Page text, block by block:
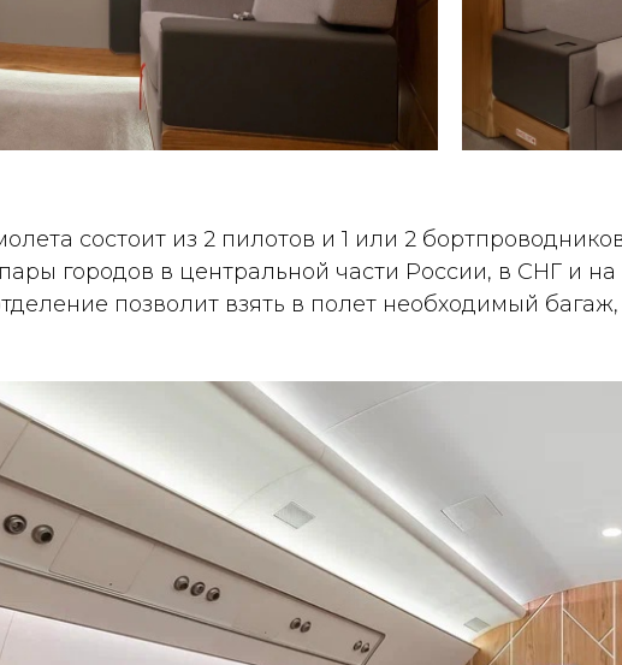
состоит из 2 пилотов и 1 или 2
городов в центральной части России, в СНГ и
позволит взять в полет необходимый